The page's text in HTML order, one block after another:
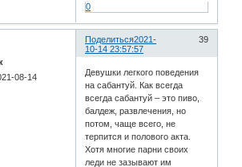
0
Поделиться 39
2021-
10-14 23:57:57
08-14
Девушки легкого поведения
на сабантуй. Как всегда
всегда сабантуй – это пиво,
балдеж, развлечения, но
потом, чаще всего, не
терпится и полового акта.
Хотя многие парни своих
леди не зазывают им